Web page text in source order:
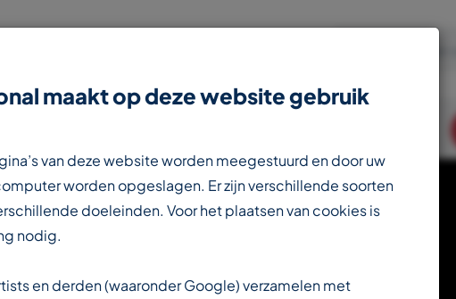
maakt op deze website gebruik
van deze website worden meegestuurd en door uw
worden opgeslagen. Er zijn verschillende soorten
doeleinden. Voor het plaatsen van cookies is
nodig.
en derden (waaronder Google) verzamelen met